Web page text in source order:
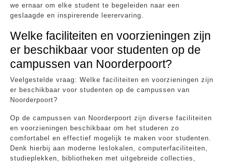
we ernaar om elke student te begeleiden naar een
geslaagde en inspirerende leerervaring.
Welke faciliteiten en voorzieningen zijn
er beschikbaar voor studenten op de
campussen van Noorderpoort?
Veelgestelde vraag: Welke faciliteiten en voorzieningen zijn
er beschikbaar voor studenten op de campussen van
Noorderpoort?
Op de campussen van Noorderpoort zijn diverse faciliteiten
en voorzieningen beschikbaar om het studeren zo
comfortabel en effectief mogelijk te maken voor studenten.
Denk hierbij aan moderne leslokalen, computerfaciliteiten,
studieplekken, bibliotheken met uitgebreide collecties,